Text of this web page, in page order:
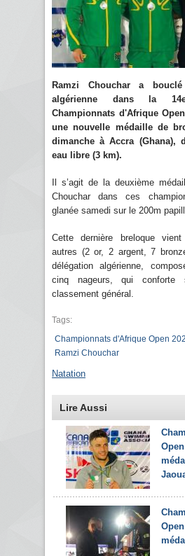
Ramzi Chouchar a
algérienne dans la
Championnats d'Afrique
une nouvelle médaille de
dimanche à Accra (Ghana),
eau libre (3 km).
Il s’agit de la deuxième
Chouchar dans ces
glanée samedi sur le 200m
Cette dernière breloque
autres (2 or, 2 argent, 7
délégation algérienne,
cinq nageurs, qui
classement général.
Tags:
Championnats d'Afrique Open
Ramzi Chouchar
Natation
Lire Aussi